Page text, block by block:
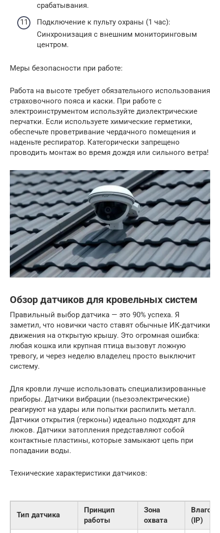
срабатывания.
Подключение к пульту охраны (1 час):
Синхронизация с внешним мониторинговым
центром.
Меры безопасности при работе:
Работа на высоте требует обязательного использования
страховочного пояса и каски. При работе с
электроинструментом используйте диэлектрические
перчатки. Если используете химические герметики,
обеспечьте проветривание чердачного помещения и
наденьте респиратор. Категорически запрещено
проводить монтаж во время дождя или сильного ветра!
Обзор датчиков для кровельных систем
Правильный выбор датчика — это 90% успеха. Я
заметил, что новички часто ставят обычные ИК-датчики
движения на открытую крышу. Это огромная ошибка:
любая кошка или крупная птица вызовут ложную
тревогу, и через неделю владелец просто выключит
систему.
Для кровли лучше использовать специализированные
приборы. Датчики вибрации (пьезоэлектрические)
реагируют на удары или попытки распилить металл.
Датчики открытия (герконы) идеально подходят для
люков. Датчики затопления представляют собой
контактные пластины, которые замыкают цепь при
попадании воды.
Технические характеристики датчиков:
Тип датчика
Принцип
работы
Зона
охвата
(IP)